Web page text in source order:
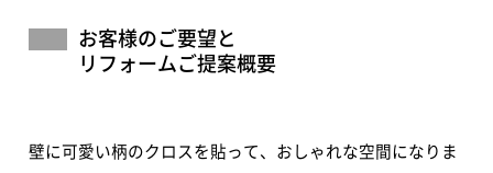
お客様のご要望と
リフォームご提案概要
壁に可愛い柄のクロスを貼って、おしゃれな空間になりま